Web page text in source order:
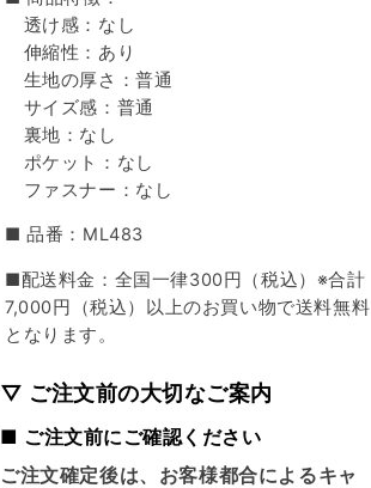
透け感：なし
伸縮性：あり
生地の厚さ：普通
サイズ感：普通
裏地：なし
ポケット：なし
ファスナー：なし
■ 品番：ML483
■配送料金：全国一律300円（税込）※合計
7,000円（税込）以上のお買い物で送料無料
となります。
▽ ご注文前の大切なご案内
■ ご注文前にご確認ください
ご注文確定後は、お客様都合によるキャ